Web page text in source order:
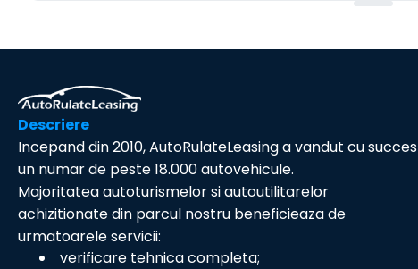
Descriere
Incepand din 2010, AutoRulateLeasing a vandut cu succes
un numar de peste 18.000 autovehicule.
Majoritatea autoturismelor si autoutilitarelor
achizitionate din parcul nostru beneficieaza de
urmatoarele servicii:
verificare tehnica completa;